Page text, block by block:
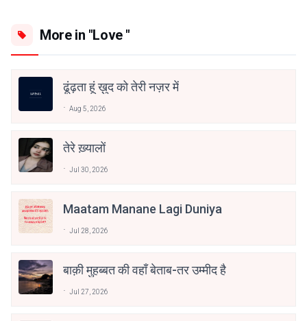
More in "Love "
ढूंढ़ता हूं ख़ुद को तेरी नज़र में
Aug 5, 2026
तेरे ख़्यालों
Jul 30, 2026
Maatam Manane Lagi Duniya
Jul 28, 2026
बाक़ी मुहब्बत की वहाँ बेताब-तर उम्मीद है
Jul 27, 2026